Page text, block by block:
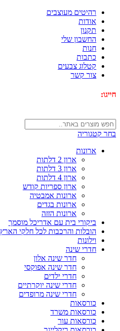
רהיטים מעוצבים
אודות
תקנון
החשבון שלי
חנות
כתבות
קטלוג צבעים
צור קשר
חייגו:
בחר קטגוריה
ארונות
ארון 2 דלתות
ארון 3 דלתות
ארון 4 דלתות
ארון ספריות קודש
ארונות אמבטיה
ארונות בגדים
ארונות הזזה
ביקורי בית עם אדריכל מוסמך
הובלות והרכבות לכל חלקי הארץ
וילונות
חדרי שינה
חדר שינה אלון
חדר שינה אפוקסי
חדרי ילדים
חדרי שינה יוקרתיים
חדרי שינה מרופדים
כורסאות
כורסאות משרד
כורסאות עור